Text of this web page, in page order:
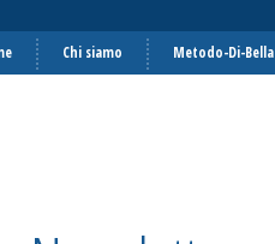
Chi siamo Metodo-Di-Bella